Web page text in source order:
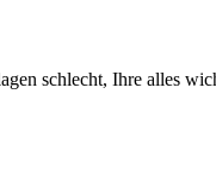
schlecht, Ihre alles